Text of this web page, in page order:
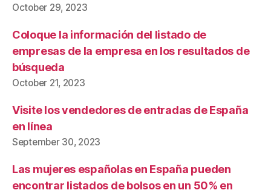
October 29, 2023
Coloque la información del listado de
empresas de la empresa en los resultados de
búsqueda
October 21, 2023
Visite los vendedores de entradas de España
en línea
September 30, 2023
Las mujeres españolas en España pueden
encontrar listados de bolsos en un 50% en